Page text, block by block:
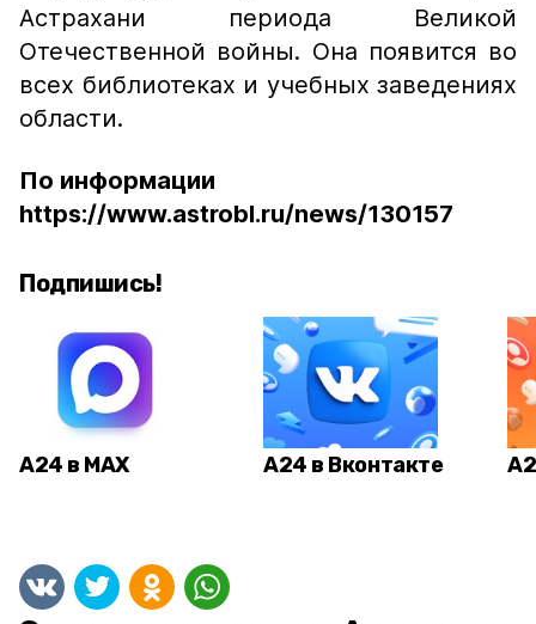
Астрахани периода Великой
Отечественной войны. Она появится во
всех библиотеках и учебных заведениях
области.
По информации
https://www.astrobl.ru/news/130157
Подпишись!
А24 в MAX А24 в Вконтакте